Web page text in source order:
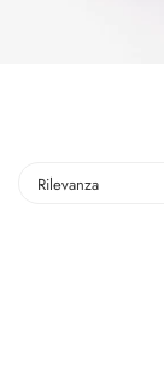
Rilevanza